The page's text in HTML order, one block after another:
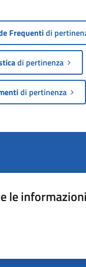
Frequentidi
di pertinenza
di pertinenza
le